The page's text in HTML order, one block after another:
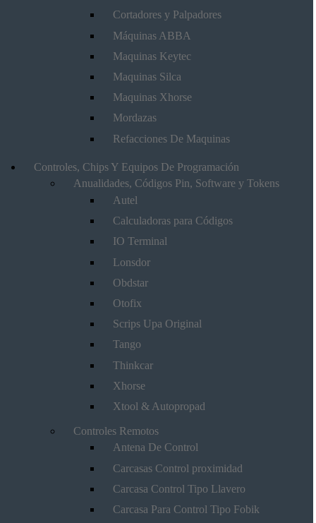
Cortadores y Palpadores
Máquinas ABBA
Maquinas Keytec
Maquinas Silca
Maquinas Xhorse
Mordazas
Refacciones De Maquinas
Controles, Chips Y Equipos De Programación
Anualidades, Códigos Pin, Software y Tokens
Autel
Calculadoras para Códigos
IO Terminal
Lonsdor
Obdstar
Otofix
Scrips Upa Original
Tango
Thinkcar
Xhorse
Xtool & Autopropad
Controles Remotos
Antena De Control
Carcasas Control proximidad
Carcasa Control Tipo Llavero
Carcasa Para Control Tipo Fobik